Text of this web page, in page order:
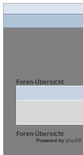
Foren-Übersicht
Foren-Übersicht
Powered by phpBB